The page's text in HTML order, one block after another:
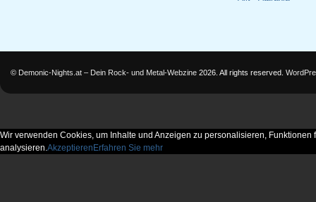
© Demonic-Nights.at – Dein Rock- und Metal-Webzine 2026. All rights reserved.
Wir verwenden Cookies, um Inhalte und Anzeigen zu personalisieren,
analysieren.Akzeptieren Erfahren Sie mehr